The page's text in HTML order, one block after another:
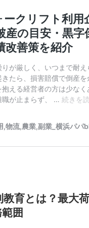
育とは？最大
囲